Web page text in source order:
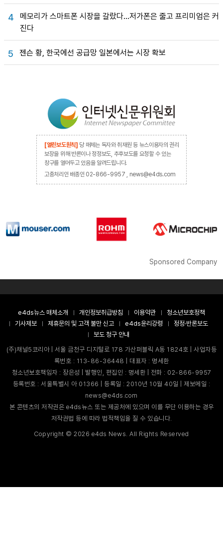
4
메모리가 스마트폰 시장을 갈랐다…저가폰은 줄고 프리미엄은 커
진다
5 젠슨 황, 한국에선 공급망 일본에서는 시장 확보
[열린보도원칙] 당 매체는 독자와 취재원 등 뉴스이용자의 권리
보장을 위해 반론이나 정정보도, 추후보도를 요청할 수 있는
창구를 열어두고 있음을 알려드립니다.
고충처리인 배종인 02-866-9957 , news@e4ds.com
Sponsored Company
e4ds뉴스 매체소개 개인정보취급방침 이용약관
청소년보호정책
기사제보
제휴문의 및 고객 불만 신고 e4ds윤리강령
정정·반론보도
보도 청구 안내
(주)채널5코리아 | 서울 금천구 디지털로 178 가산퍼블릭 A동 1824호 | 사업자등
록번호 : 113-86-36448 | 대표자 : 명세환
청소년보호책임자 : 장은성 | 발행인, 편집인 : 명세환 | 전화 : 02-866-9957
등록번호 : 서울특별시 아 01366 | 등록일 : 2010년 10월 40일 | 제보메일 :
news@e4ds.com
본 콘텐츠의 저작권은 e4ds뉴스 또는 제공처에 있으며 이를 무단 이용하는 경우
저작권법 등에 따라 법적책임을 질 수 있습니다.
Copyright ©2026 e4ds News. All Rights Reserved